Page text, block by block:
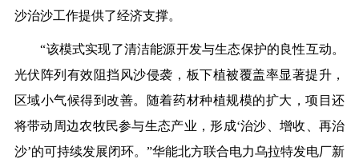
沙治沙工作提供了经济支撑。
“该模式实现了清洁能源开发与生态保护的良性互动。
光伏阵列有效阻挡风沙侵袭，板下植被覆盖率显著提升，
区域小气候得到改善。随着药材种植规模的扩大，项目还
将带动周边农牧民参与生态产业，形成‘治沙、增收、再治
沙’的可持续发展闭环。”华能北方联合电力乌拉特发电厂新